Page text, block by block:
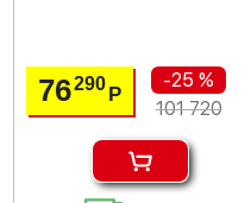
76290Р
-25 %
101 720